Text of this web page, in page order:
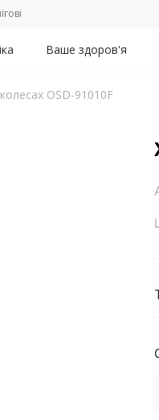
Ваше здоров'я
OSD-91010F